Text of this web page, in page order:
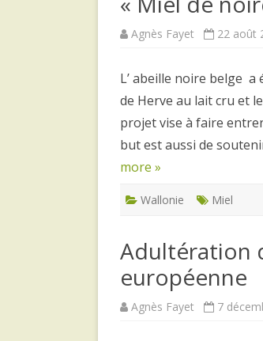
Agnès Fayet 22 août
L’ abeille noire belge a
de Herve au lait cru et
projet vise à faire
but est aussi de
more »
Wallonie Miel
Adultération
européenne
Agnès Fayet 7